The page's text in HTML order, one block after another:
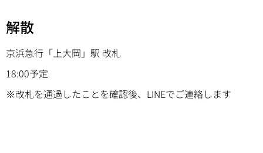
解散
京浜急行「上大岡」駅 改札
18:00予定
※改札を通過したことを確認後、LINEでご連絡します